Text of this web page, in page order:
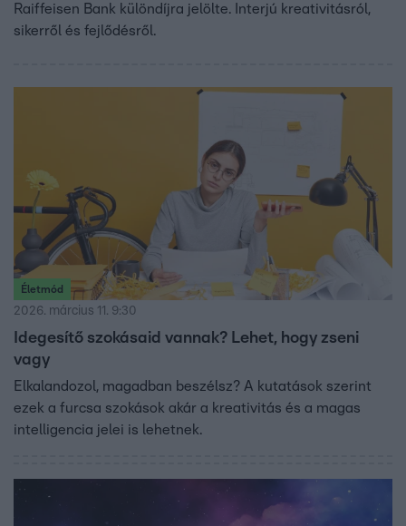
Raiffeisen Bank különdíjra jelölte. Interjú kreativitásról,
sikerről és fejlődésről.
Életmód
2026. március 11. 9:30
Idegesítő szokásaid vannak? Lehet, hogy zseni
vagy
Elkalandozol, magadban beszélsz? A kutatások szerint
ezek a furcsa szokások akár a kreativitás és a magas
intelligencia jelei is lehetnek.